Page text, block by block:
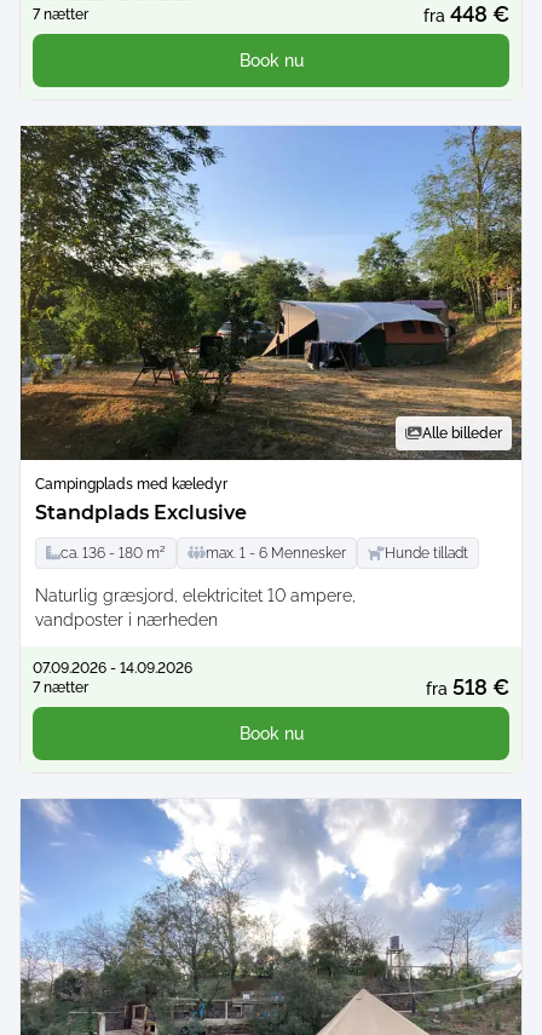
7 nætter
fra 448 €
Book nu
Alle billeder
Campingplads med kæledyr
Standplads Exclusive
ca. 136 - 180 m² max. 1 - 6 Mennesker Hunde tilladt
Naturlig græsjord elektricitet 10 ampere
vandposter i nærheden
07.09.2026 - 14.09.2026
7 nætter
fra 518 €
Book nu